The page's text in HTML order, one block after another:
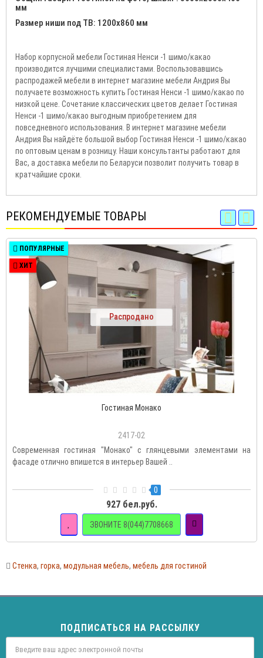
мм
Размер ниши под ТВ: 1200х860 мм
Набор корпусной мебели Гостиная Ненси -1 шимо/какао
производится лучшими специалистами. Воспользовавшись
распродажей мебели в интернет магазине мебели Андрия Вы
получаете возможность купить Гостиная Ненси -1 шимо/какао по
низкой цене. Сочетание классических цветов делает Гостиная
Ненси -1 шимо/какао выгодным приобретением для
повседневного использования. В интернет магазине мебели
Андрия Вы найдёте большой выбор Гостиная Ненси -1 шимо/какао
по оптовым ценам в розницу. Наши консультанты работают для
Вас, а доставка мебели по Беларуси позволит получить товар в
кратчайшие сроки.
РЕКОМЕНДУЕМЫЕ ТОВАРЫ
ПОПУЛЯРНЫЕ
ХИТ
Распродано
Гостиная Монако
2417-02
Современная гостиная "Монако" с глянцевыми элементами на
фасаде отлично впишется в интерьер Вашей ..
0
927 бел.руб.
ЗВОНИТЕ 8(044)7708668
Стенка, горка, модульная мебель, мебель для гостиной
ПОДПИСАТЬСЯ НА РАССЫЛКУ